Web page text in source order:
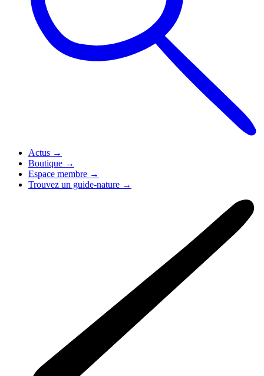
Actus →
Boutique →
Espace membre →
Trouvez un guide-nature →